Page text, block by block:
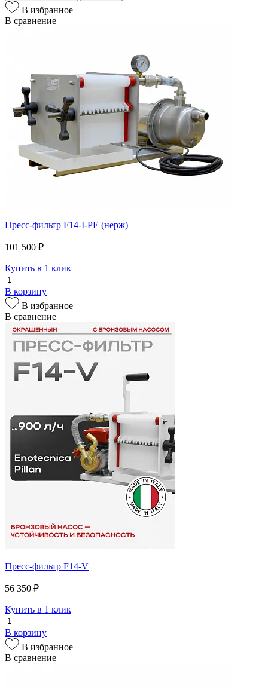
В избранное
В сравнение
Пресс-фильтр F14-I-PE (нерж)
101 500 ₽
Купить в 1 клик
В корзину
В избранное
В сравнение
Пресс-фильтр F14-V
56 350 ₽
Купить в 1 клик
В корзину
В избранное
В сравнение